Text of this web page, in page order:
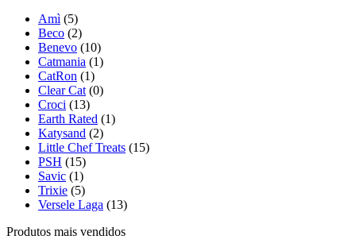
Amì (5)
Beco (2)
Benevo (10)
Catmania (1)
CatRon (1)
Clear Cat (0)
Croci (13)
Earth Rated (1)
Katysand (2)
Little Chef Treats (15)
PSH (15)
Savic (1)
Trixie (5)
Versele Laga (13)
Produtos mais vendidos